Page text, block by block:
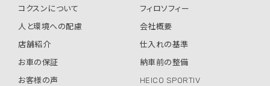
コクスンについて
フィロソフィー
人と環境への配慮
会社概要
店舗紹介
仕入れの基準
お車の保証
納車前の整備
お客様の声
HEICO SPORTIV